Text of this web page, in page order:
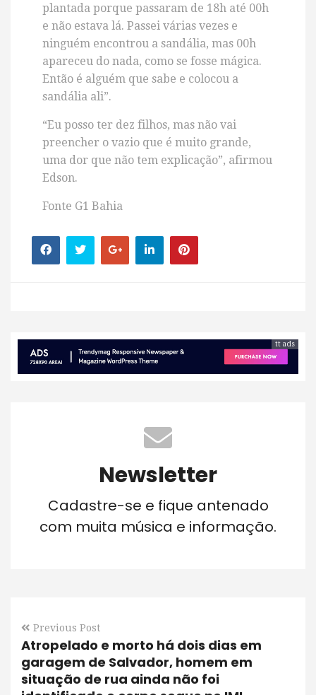
plantada porque passaram de 18h até 00h
e não estava lá. Passei várias vezes e
ninguém encontrou a sandália, mas 00h
apareceu do nada, como se fosse mágica.
Então é alguém que sabe e colocou a
sandália ali”.
“Eu posso ter dez filhos, mas não vai
preencher o vazio que é muito grande,
uma dor que não tem explicação”, afirmou
Edson.
Fonte G1 Bahia
tt ads
Newsletter
Cadastre-se e fique antenado
com muita música e informação.
Previous Post
Atropelado e morto há dois dias em
garagem de Salvador, homem em
situação de rua ainda não foi